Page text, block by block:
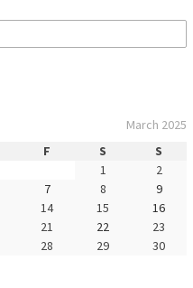
March 2025
F S
S
1
2
7 8
9
14 15
16
21 22
23
28 29
30